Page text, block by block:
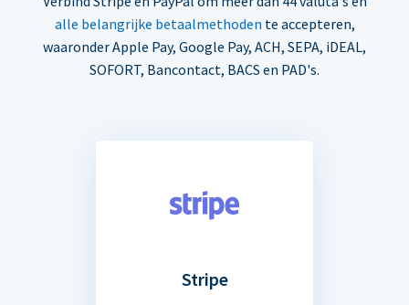
alle belangrijke betaalmethoden te accepteren,
waaronder Apple Pay, Google Pay, ACH, SEPA, iDEAL,
SOFORT, Bancontact, BACS en PAD's.
Stripe